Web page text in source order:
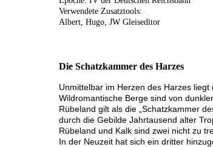
Verwendete Zusatztools:
Albert, Hugo, JW Gleiseditor
Die Schatzkammer des Harzes
Unmittelbar im Herzen des Harzes
Wildromantische Berge sind von
Rübeland gilt als die „Schatzkammer
durch die Gebilde Jahrtausend alter
Rübeland und Kalk sind zwei nicht zu
In der Neuzeit hat sich ein dritter